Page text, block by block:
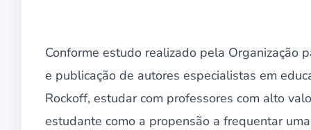
Conforme estudo realizado pela Organização
e publicação de autores especialistas em
Rockoff, estudar com professores com alto
estudante como a propensão a frequentar